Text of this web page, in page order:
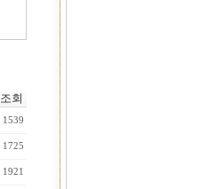
조회
1539
1725
1921